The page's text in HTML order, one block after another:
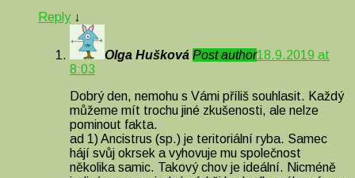
Reply ↓
Olga Hušková Post author18.9.2019 at
8:03
Dobrý den, nemohu s Vámi příliš souhlasit. Každý
můžeme mít trochu jiné zkušenosti, ale nelze
pominout fakta.
ad 1) Ancistrus (sp.) je teritoriální ryba. Samec
hájí svůj okrsek a vyhovuje mu společnost
několika samic. Takový chov je ideální. Nicméně